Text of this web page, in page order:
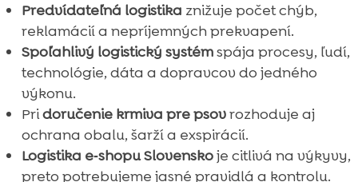
Predvídateľná logistika znižuje počet chýb,
reklamácií a nepríjemných prekvapení.
Spoľahlivý logistický systémspája procesy, ľudí,
technológie, dáta a dopravcov do jedného
výkonu.
Pridoručenie krmiva pre psovrozhoduje aj
ochrana obalu, šarží a exspirácií.
Logistika e‑shopu Slovenskoje citlivá na výkyvy,
preto potrebujeme jasné pravidlá a kontrolu.